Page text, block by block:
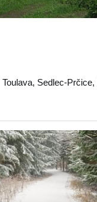
Toulava, Sedlec-Prčice,